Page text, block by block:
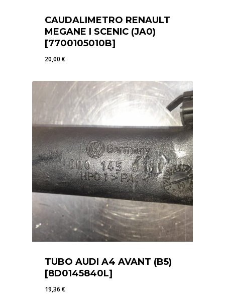
CAUDALIMETRO RENAULT
MEGANE I SCENIC (JA0)
[7700105010B]
20,00€
TUBO AUDI A4 AVANT (B5)
[8D0145840L]
19,36€